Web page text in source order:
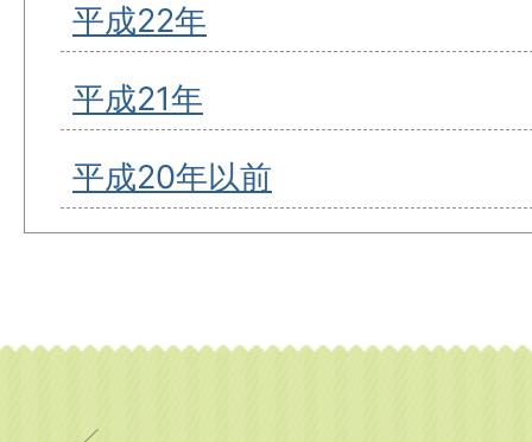
平成22年
平成21年
平成20年以前